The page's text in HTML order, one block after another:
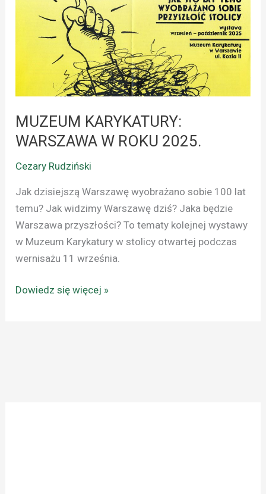
MUZEUM KARYKATURY:
WARSZAWA W ROKU 2025.
Cezary Rudziński
Jak dzisiejszą Warszawę wyobrażano sobie 100 lat
temu? Jak widzimy Warszawę dziś? Jaka będzie
Warszawa przyszłości? To tematy kolejnej wystawy
w Muzeum Karykatury w stolicy otwartej podczas
wernisażu 11 września.
2025.
Dowiedz się więcej »